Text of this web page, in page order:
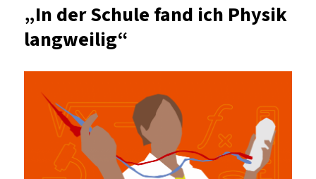
von
„In der Schule fand ich Physik
langweilig“